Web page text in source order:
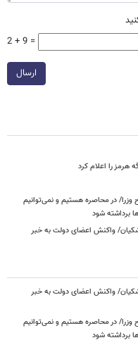
2 + 9 =
ارسال
هرمز را اعلام کرد
وزرا/ در محاصره هستیم و نمی‌توانیم
برداشته شود
واکنش اعضای دولت به خبر
واکنش اعضای دولت به خبر
وزرا/ در محاصره هستیم و نمی‌توانیم
برداشته شود